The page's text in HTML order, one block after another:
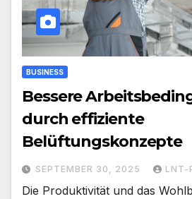
BUSINESS
Bessere
durch effiziente
Belüftungskonzepte
SEPTEMBER 30, 2025 LNT-
Die Produktivität und das